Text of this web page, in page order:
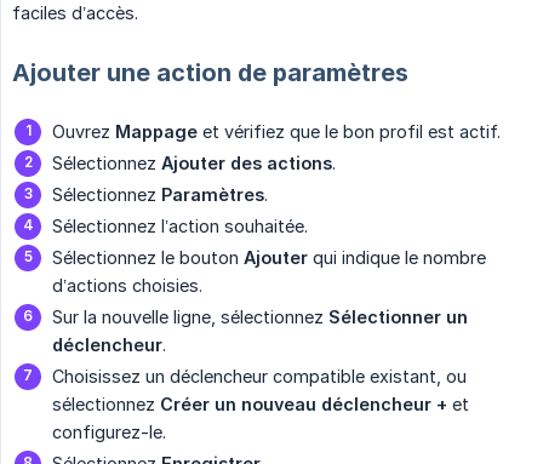
faciles d’accès.
Ajouter une action de paramètres
Ouvrez Mappage et vérifiez que le bon profil est actif.
Sélectionnez Ajouter des actions.
Sélectionnez Paramètres.
Sélectionnez l’action souhaitée.
Sélectionnez le bouton Ajouter qui indique le nombre
d’actions choisies.
Sur la nouvelle ligne, sélectionnez Sélectionner un
déclencheur.
Choisissez un déclencheur compatible existant, ou
sélectionnez Créer un nouveau déclencheur + et
configurez-le.